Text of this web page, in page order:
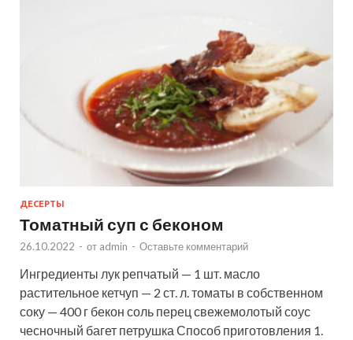
ДЕСЕРТЫ
Томатный суп с беконом
26.10.2022 - от admin - Оставьте комментарий
Ингредиенты лук репчатый — 1 шт. масло
растительное кетчуп — 2 ст. л. томаты в собственном
соку — 400 г бекон соль перец свежемолотый соус
чесночный багет петрушка Способ приготовления 1.